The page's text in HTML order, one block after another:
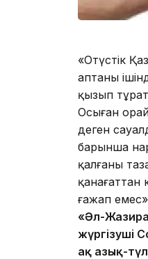
«Оңтүстік
аптаның
қызып
Осыған
деген
барынша
қалғаны
ғажап
«Әл-
жүргiзушi
ақ азық-